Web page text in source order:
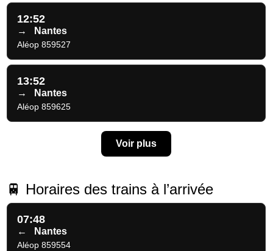
12:52
→ Nantes
Aléop 859527
13:52
→ Nantes
Aléop 859625
Voir plus
🚆 Horaires des trains à l’arrivée
07:48
← Nantes
Aléop 859554